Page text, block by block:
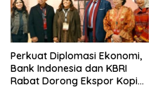
Perkuat Diplomasi Ekonomi,
Bank Indonesia dan KBRI
Rabat Dorong Ekspor Kopi